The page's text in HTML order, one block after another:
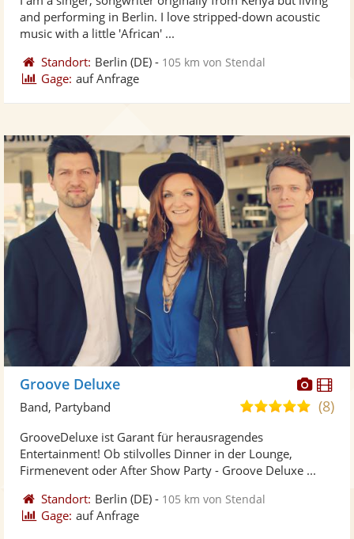
Fotos
5
and performing in Berlin. I love stripped-down acoustic
music with a little 'African' ...
Standort: Berlin (DE) - 105 km von Stendal
Gage: auf Anfrage
Groove Deluxe
5,0(8)
Band, Partyband
GrooveDeluxe ist Garant für herausragendes
Entertainment! Ob stilvolles Dinner in der Lounge,
Firmenevent oder After Show Party - Groove Deluxe ...
Standort: Berlin (DE) - 105 km von Stendal
Gage: auf Anfrage